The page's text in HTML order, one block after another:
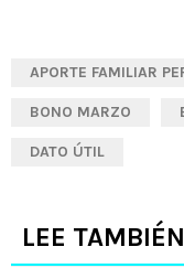
APORTE FAMILIAR
BONO MARZO
DATO ÚTIL
LEE TAMBIÉN